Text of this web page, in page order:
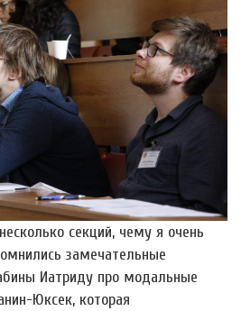
секций, чему я очень
замечательные
Иатриду про модальные
Юкcек, которая